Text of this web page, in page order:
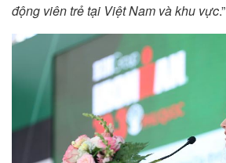
động viên trẻ tại Việt Nam và khu vực.”